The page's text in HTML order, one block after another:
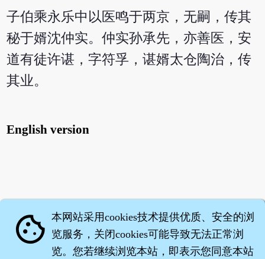
子伯乘永乐中以医鸣于两京，无嗣，传其
秘于婿沈仲实。仲实孙承先，亦善医，安
道有徒许谌，字符孚，谌婿太仓陶治，传
其业。
English version
cookie 本网站采用cookies技术提供优质、安全的浏
览服务，关闭cookies可能导致无法正常浏
览。您若继续浏览本站，即表示您同意本站